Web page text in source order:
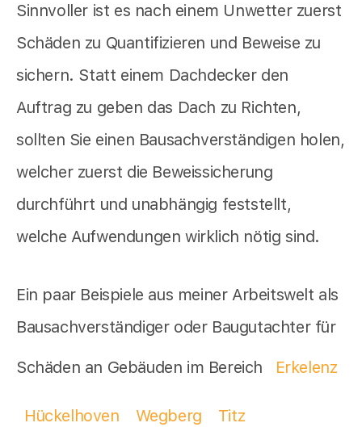
Sinnvoller ist es nach einem Unwetter zuerst
Schäden zu Quantifizieren und Beweise zu
sichern. Statt einem Dachdecker den
Auftrag zu geben das Dach zu Richten,
sollten Sie einen Bausachverständigen holen,
welcher zuerst die Beweissicherung
durchführt und unabhängig feststellt,
welche Aufwendungen wirklich nötig sind.
Ein paar Beispiele aus meiner Arbeitswelt als
Bausachverständiger oder Baugutachter für
Schäden an Gebäuden im Bereich Erkelenz
Hückelhoven Wegberg Titz